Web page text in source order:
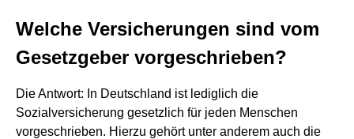
Welche Versicherungen sind vom
Gesetzgeber vorgeschrieben?
Die Antwort: In Deutschland ist lediglich die
Sozialversicherung gesetzlich für jeden Menschen
vorgeschrieben. Hierzu gehört unter anderem auch die